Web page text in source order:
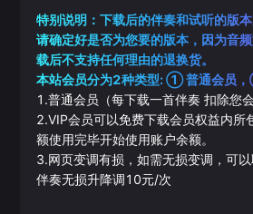
特别说明：下载后的伴奏和试听的版
请确定好是否为您要的版本，因为音
载后不支持任何理由的退换货。
本站会员分为2种类型: ① 普通会员
1.普通会员（每下载一首伴奏 扣除您
2.VIP会员可以免费下载会员权益内所
额使用完毕开始使用账户余额。
3.网页变调有损，如需无损变调，可
伴奏无损升降调10元/次